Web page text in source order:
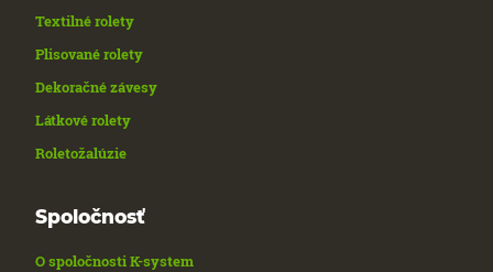
Textilné rolety
Plisované rolety
Dekoračné závesy
Látkové rolety
Roletožalúzie
Spoločnosť
O spoločnosti K-system